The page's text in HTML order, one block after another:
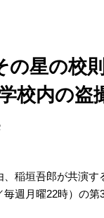
の星の
校内の盗
稲垣吾郎が共演す
毎週月曜22時）の第